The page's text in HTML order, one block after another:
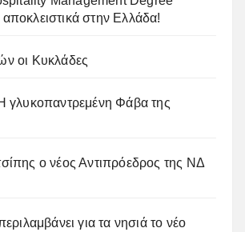
στην Ελλάδα!
οι Κυκλάδες
γλυκοπαντρεμένη Φάβα της
ο νέος Αντιπρόεδρος της ΝΔ
για τα νησιά το νέο